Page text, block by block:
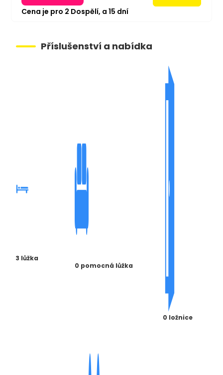
Cena je pro 2 Dospělí, a 15 dní
Příslušenství a nabídka
3 lůžka
0 pomocná lůžka
0 ložnice